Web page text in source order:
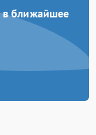
в ближайшее